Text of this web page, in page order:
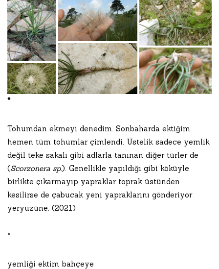
*
Tohumdan ekmeyi denedim. Sonbaharda ektiğim
hemen tüm tohumlar çimlendi. Üstelik sadece yemlik
değil teke sakalı gibi adlarla tanınan diğer türler de
(Scorzonera sp.). Genellikle yapıldığı gibi köküyle
birlikte çıkarmayıp yapraklar toprak üstünden
kesilirse de çabucak yeni yapraklarını gönderiyor
yeryüzüne. (2021)
*
yemliği ektim bahçeye